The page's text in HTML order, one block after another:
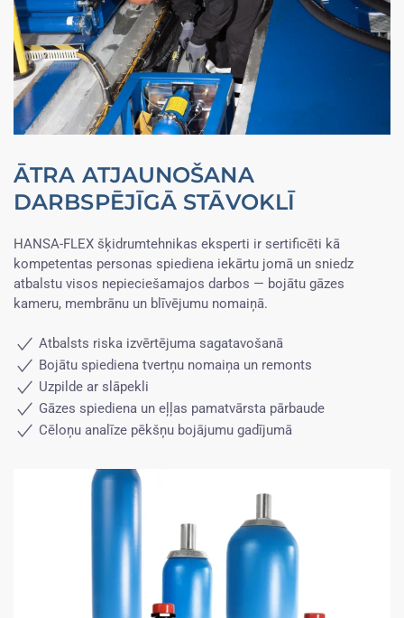
ĀTRA ATJAUNOŠANA
DARBSPĒJĪGĀ STĀVOKLĪ
HANSA-FLEX šķidrumtehnikas eksperti ir sertificēti kā
kompetentas personas spiediena iekārtu jomā un sniedz
atbalstu visos nepieciešamajos darbos — bojātu gāzes
kameru, membrānu un blīvējumu nomaiņā.
Atbalsts riska izvērtējuma sagatavošanā
Bojātu spiediena tvertņu nomaiņa un remonts
Uzpilde ar slāpekli
Gāzes spiediena un eļļas pamatvārsta pārbaude
Cēloņu analīze pēkšņu bojājumu gadījumā